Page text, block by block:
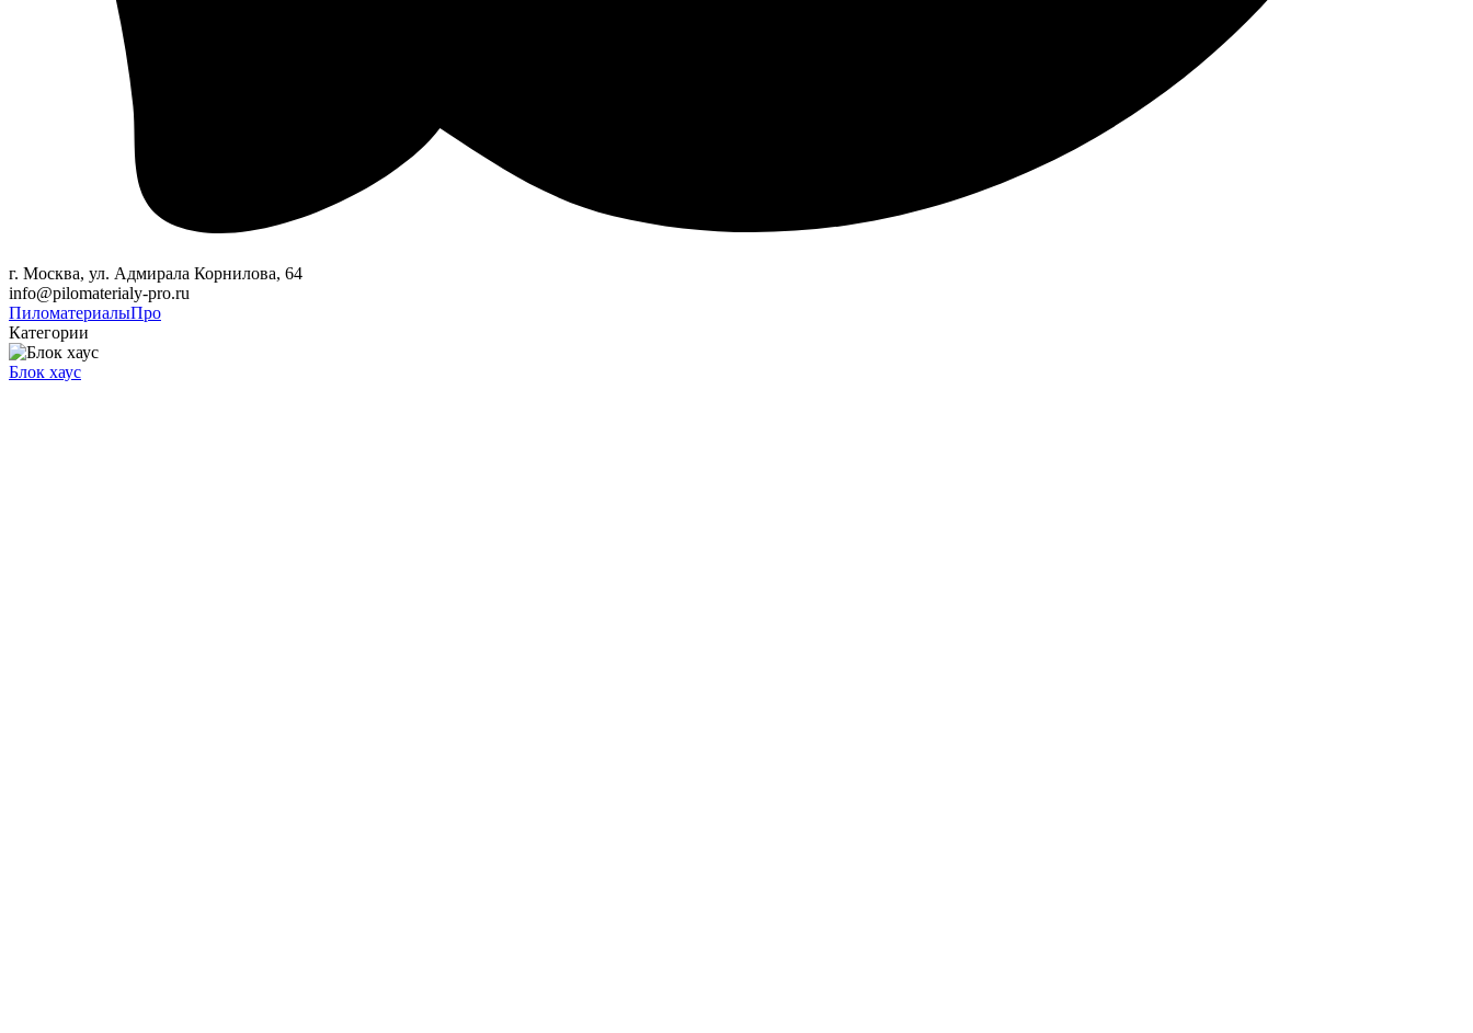
г. Москва, ул. Адмирала Корнилова, 64
info@pilomaterialy-pro.ru
ПиломатериалыПро
Категории
Блок хаус